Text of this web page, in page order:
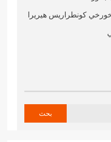
كونطراريس هيريرا